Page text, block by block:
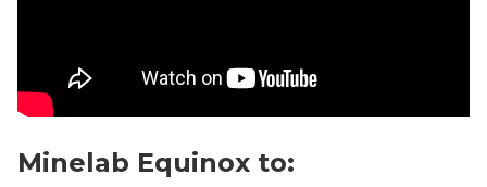
Minelab Equinox to: